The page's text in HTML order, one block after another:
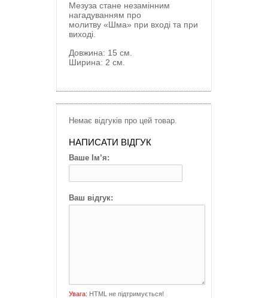
Мезуза стане незамінним
нагадуванням про
молитву «Шма» при вході та при
виході.
Довжина: 15 см.
Ширина: 2 см.
Немає відгуків про цей товар.
НАПИСАТИ ВІДГУК
Ваше Ім’я:
Ваш відгук:
Увага: HTML не підтримується!